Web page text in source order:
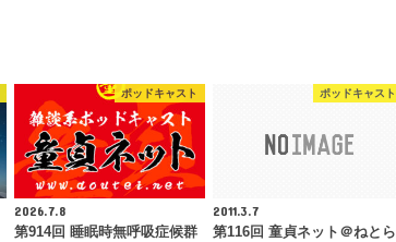
ポッドキャスト
2026.7.8
第914回 睡眠時無呼吸症候群
ポッドキャスト
2011.3.7
第116回 童貞ネット＠ねとら